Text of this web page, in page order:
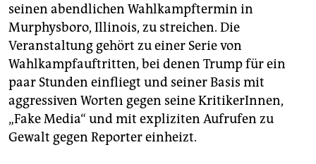
seinen abendlichen Wahlkampftermin in
Murphysboro, Illinois, zu streichen. Die
Veranstaltung gehört zu einer Serie von
Wahlkampfauftritten, bei denen Trump für ein
paar Stunden einfliegt und seiner Basis mit
aggressiven Worten gegen seine KritikerInnen,
„Fake Media“ und mit expliziten Aufrufen zu
Gewalt gegen Reporter einheizt.